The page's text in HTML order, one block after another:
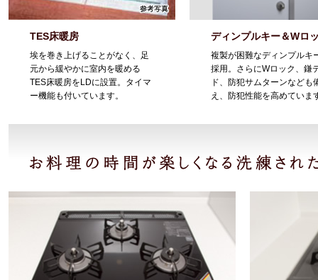
TES床暖房
埃を巻き上げることがなく、足
元から緩やかに室内を暖める
TES床暖房をLDに設置。タイマ
ー機能も付いています。
ディンプルキー＆Wロ
複製が困難なディンプルキ
採用。さらにWロック、鎌
ド、防犯サムターンなども
え、防犯性能を高めていま